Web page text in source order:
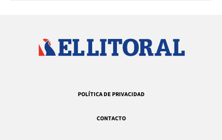
POLÍTICA DE PRIVACIDAD
CONTACTO